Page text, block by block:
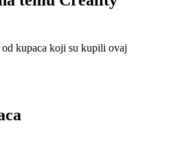
kupaca koji su kupili ovaj